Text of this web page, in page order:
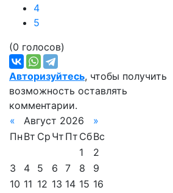
4
5
(0 голосов)
Авторизуйтесь, чтобы получить
возможность оставлять
комментарии.
«
Август 2026
»
Пн Вт Ср Чт Пт СбВс
1
2
3
4 5 6 7 8
9
10 11 12 13 14 15 16